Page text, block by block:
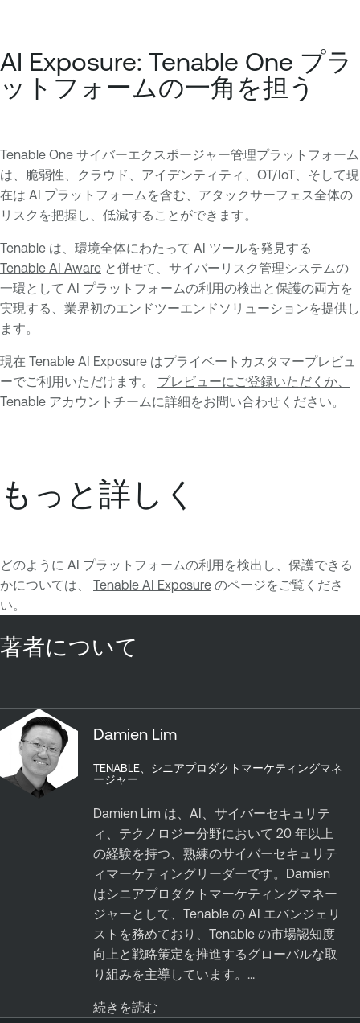
AI Exposure: Tenable One プラ
ットフォームの一角を担う
Tenable One サイバーエクスポージャー管理プラットフォーム
は、脆弱性、クラウド、アイデンティティ、OT/IoT、そして現
在は AI プラットフォームを含む、アタックサーフェス全体の
リスクを把握し、低減することができます。
Tenable は、環境全体にわたって AI ツールを発見する
Tenable AI Aware と併せて、サイバーリスク管理システムの
一環として AI プラットフォームの利用の検出と保護の両方を
実現する、業界初のエンドツーエンドソリューションを提供し
ます。
現在 Tenable AI Exposure はプライベートカスタマープレビュ
ーでご利用いただけます。 プレビューにご登録いただくか、
Tenable アカウントチームに詳細をお問い合わせください。
もっと詳しく
どのように AI プラットフォームの利用を検出し、保護できる
かについては、 Tenable AI Exposure のページをご覧くださ
い。
著者について
Damien Lim
TENABLE、シニアプロダクトマーケティングマネ
ージャー
Damien Lim は、AI、サイバーセキュリテ
ィ、テクノロジー分野において 20 年以上
の経験を持つ、熟練のサイバーセキュリテ
ィマーケティングリーダーです。Damien
はシニアプロダクトマーケティングマネー
ジャーとして、Tenable の AI エバンジェリ
ストを務めており、Tenable の市場認知度
向上と戦略策定を推進するグローバルな取
り組みを主導しています。...
続きを読む